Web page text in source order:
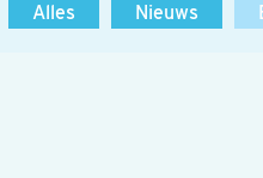
Alles Nieuws